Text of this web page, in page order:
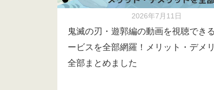
2026年7月11日
鬼滅の刃・遊郭編の動画を視聴でき
ービスを全部網羅！メリット・デメ
全部まとめました